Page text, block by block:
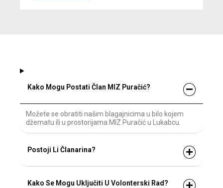
Kako Mogu Postati Član MIZ Puračić?
Možete se obratiti našim blagajnicima u bilo kojem
džematu ili u prostorijama MIZ Puračić u Lukabcu.
Postoji Li Članarina?
Kako Se Mogu Uključiti U Volonterski Rad?